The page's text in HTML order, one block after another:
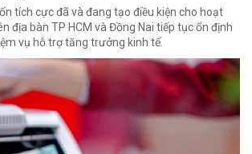
tích cực đã và đang tạo điều kiện cho hoạt
địa bàn TP HCM và Đồng Nai tiếp tục ổn định
vụ hỗ trợ tăng trưởng kinh tế.